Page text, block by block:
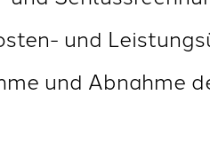
und
und Abnahme